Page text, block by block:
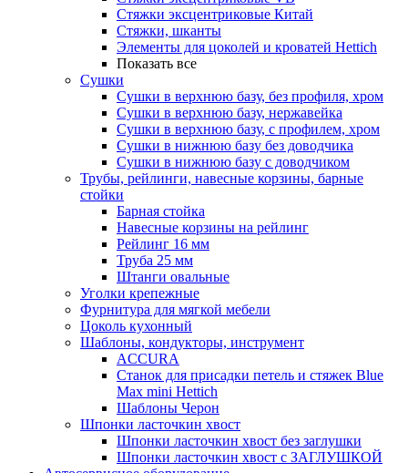
Стяжки эксцентриковые Китай
Стяжки, шканты
Элементы для цоколей и кроватей Hettich
Показать все
Сушки
Сушки в верхнюю базу, без профиля, хром
Сушки в верхнюю базу, нержавейка
Сушки в верхнюю базу, с профилем, хром
Сушки в нижнюю базу без доводчика
Сушки в нижнюю базу с доводчиком
Трубы, рейлинги, навесные корзины, барные
стойки
Барная стойка
Навесные корзины на рейлинг
Рейлинг 16 мм
Труба 25 мм
Штанги овальные
Уголки крепежные
Фурнитура для мягкой мебели
Цоколь кухонный
Шаблоны, кондукторы, инструмент
ACCURA
Станок для присадки петель и стяжек Blue
Max mini Hettich
Шаблоны Черон
Шпонки ласточкин хвост
Шпонки ласточкин хвост без заглушки
Шпонки ласточкин хвост с ЗАГЛУШКОЙ